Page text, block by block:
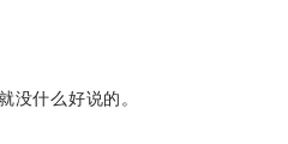
没什么好说的。